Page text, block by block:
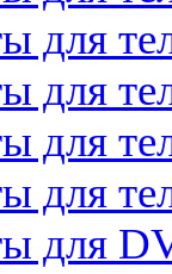
для
для
для
для
для